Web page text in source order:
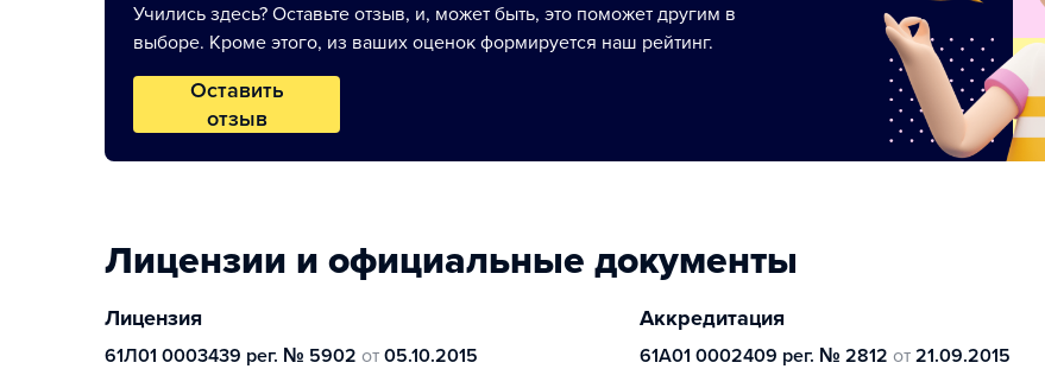
Учились здесь? Оставьте отзыв, и, может быть, это поможет другим в
выборе. Кроме этого, из ваших оценок формируется наш рейтинг.
Оставить
отзыв
Лицензии и официальные документы
Лицензия
61Л01 0003439 рег. № 5902 от 05.10.2015
Аккредитация
61А01 0002409 рег. № 2812 от 21.09.2015